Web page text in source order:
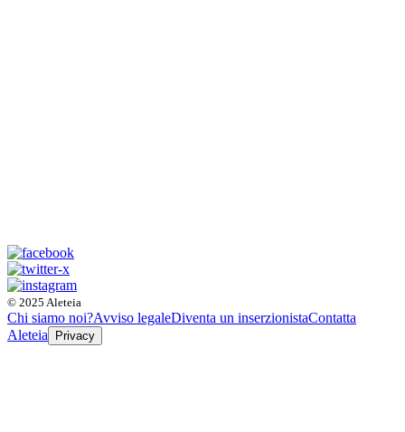
© 2025 Aleteia
Chi siamo noi?Avviso legaleDiventa un inserzionistaContatta
Aleteia
Privacy